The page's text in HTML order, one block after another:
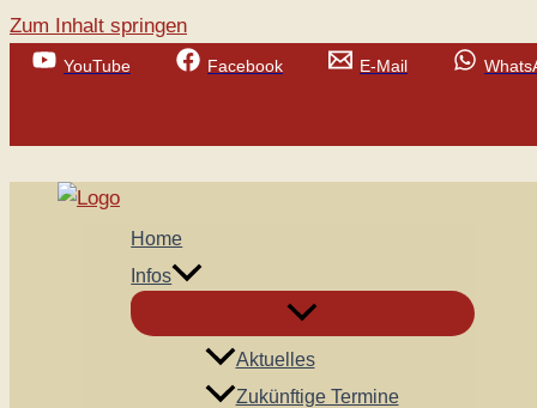
Zum Inhalt springen
YouTube Facebook E-Mail
Home
Infos
Aktuelles
Zukünftige Termine